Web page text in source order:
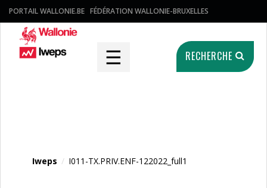
PORTAIL WALLONIE.BE FÉDÉRATION WALLONIE-BRUXELLES
☰ RECHERCHE
Iweps / I011-TX.PRIV.ENF-122022_full1